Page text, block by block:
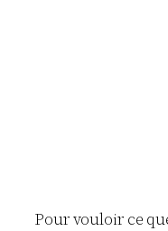
Pour vouloir ce